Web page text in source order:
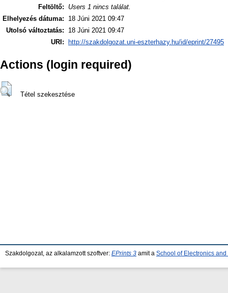
Feltöltő:
Users 1 nincs találat.
Elhelyezés dátuma:
18 Júni 2021 09:47
Utolsó változtatás:
18 Júni 2021 09:47
URI:
http://szakdolgozat.uni-eszterhazy.hu/id/eprint/27495
Actions (login required)
Tétel szekesztése
Szakdolgozat, az alkalamzott szoftver: EPrints 3 amit a School of Electronics